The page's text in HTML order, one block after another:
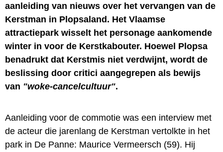
aanleiding van nieuws over het vervangen van de
Kerstman in Plopsaland. Het Vlaamse
attractiepark wisselt het personage aankomende
winter in voor de Kerstkabouter. Hoewel Plopsa
benadrukt dat Kerstmis niet verdwijnt, wordt de
beslissing door critici aangegrepen als bewijs
van "woke-cancelcultuur".
Aanleiding voor de commotie was een interview met
de acteur die jarenlang de Kerstman vertolkte in het
park in De Panne: Maurice Vermeersch (59). Hij